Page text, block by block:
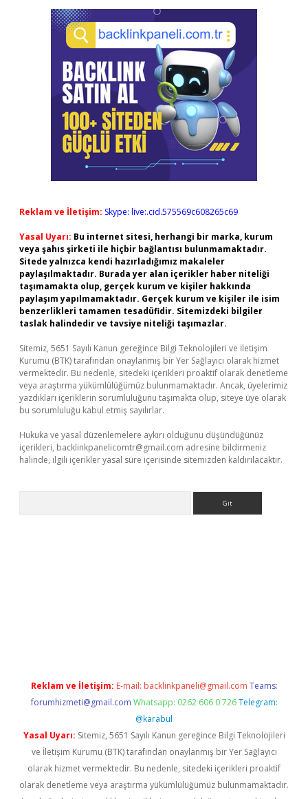
Reklam ve İletişim: Skype: live:.cid.575569c608265c69
Yasal Uyarı: Bu internet sitesi, herhangi bir marka, kurum
veya şahıs şirketi ile hiçbir bağlantısı bulunmamaktadır.
Sitede yalnızca kendi hazırladığımız makaleler
paylaşılmaktadır. Burada yer alan içerikler haber niteliği
taşımamakta olup, gerçek kurum ve kişiler hakkında
paylaşım yapılmamaktadır. Gerçek kurum ve kişiler ile isim
benzerlikleri tamamen tesadüfidir. Sitemizdeki bilgiler
taslak halindedir ve tavsiye niteliği taşımazlar.
Sitemiz, 5651 Sayılı Kanun gereğince Bilgi Teknolojileri ve İletişim
Kurumu (BTK) tarafından onaylanmış bir Yer Sağlayıcı olarak hizmet
vermektedir. Bu nedenle, sitedeki içerikleri proaktif olarak denetleme
veya araştırma yükümlülüğümüz bulunmamaktadır. Ancak, üyelerimiz
yazdıkları içeriklerin sorumluluğunu taşımakta olup, siteye üye olarak
bu sorumluluğu kabul etmiş sayılırlar.
Hukuka ve yasal düzenlemelere aykırı olduğunu düşündüğünüz
içerikleri, backlinkpanelicomtr@gmail.com adresine bildirmeniz
halinde, ilgili içerikler yasal süre içerisinde sitemizden kaldırılacaktır.
Reklam ve İletişim: E-mail: backlinkpaneli@gmail.com Teams:
forumhizmeti@gmail.com Whatsapp: 0262 606 0 726 Telegram:
@karabul
Yasal Uyarı: Sitemiz, 5651 Sayılı Kanun gereğince Bilgi Teknolojileri
ve İletişim Kurumu (BTK) tarafından onaylanmış bir Yer Sağlayıcı
olarak hizmet vermektedir. Bu nedenle, sitedeki içerikleri proaktif
olarak denetleme veya araştırma yükümlülüğümüz bulunmamaktadır.